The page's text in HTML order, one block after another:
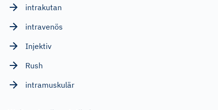
intrakutan
intravenös
Injektiv
Rush
intramuskulär